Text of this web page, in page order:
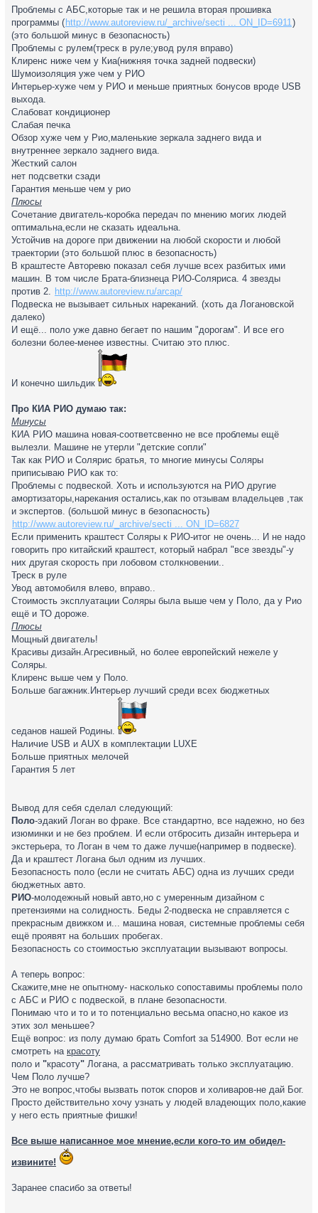
Проблемы с АБС,которые так и не решила вторая прошивка
программы ( http://www.autoreview.ru/_archive/secti ... ON_ID=6911)
(это большой минус в безопасность)
Проблемы с рулем(треск в руле;увод руля вправо)
Клиренс ниже чем у Киа(нижняя точка задней подвески)
Шумоизоляция уже чем у РИО
Интерьер-хуже чем у РИО и меньше приятных бонусов вроде USB
выхода.
Слабоват кондиционер
Слабая печка
Обзор хуже чем у Рио,маленькие зеркала заднего вида и
внутреннее зеркало заднего вида.
Жесткий салон
нет подсветки сзади
Гарантия меньше чем у рио
Плюсы
Сочетание двигатель-коробка передач по мнению могих людей
оптимальна,если не сказать идеальна.
Устойчив на дороге при движении на любой скорости и любой
траектории (это большой плюс в безопасность)
В краштесте Авторевю показал себя лучше всех разбитых ими
машин. В том числе Брата-близнеца РИО-Соляриса. 4 звезды
против 2. http://www.autoreview.ru/arcap/
Подвеска не вызывает сильных нареканий. (хоть да Логановской
далеко)
И ещё... поло уже давно бегает по нашим "дорогам". И все его
болезни более-менее известны. Считаю это плюс.
И конечно шильдик
Про КИА РИО думаю так:
Минусы
КИА РИО машина новая-соответсвенно не все проблемы ещё
вылезли. Машине не утерли "детские сопли"
Так как РИО и Солярис братья, то многие минусы Соляры
приписываю РИО как то:
Проблемы с подвеской. Хоть и используются на РИО другие
амортизаторы,нарекания остались,как по отзывам владельцев ,так
и экспертов. (большой минус в безопасность)
http://www.autoreview.ru/_archive/secti ... ON_ID=6827
Если применить краштест Соляры к РИО-итог не очень... И не надо
говорить про китайский краштест, который набрал "все звезды"-у
них другая скорость при лобовом столкновении..
Треск в руле
Увод автомобиля влево, вправо..
Стоимость эксплуатации Соляры была выше чем у Поло, да у Рио
ещё и ТО дороже.
Плюсы
Мощный двигатель!
Красивы дизайн.Агресивный, но более европейский нежеле у
Соляры.
Клиренс выше чем у Поло.
Больше багажник.Интерьер лучший среди всех бюджетных
седанов нашей Родины.
Наличие USB и AUX в комплектации LUXE
Больше приятных мелочей
Гарантия 5 лет
Вывод для себя сделал следующий:
Поло-эдакий Логан во фраке. Все стандартно, все надежно, но без
изюминки и не без проблем. И если отбросить дизайн интерьера и
экстерьера, то Логан в чем то даже лучше(например в подвеске).
Да и краштест Логана был одним из лучших.
Безопасность поло (если не считать АБС) одна из лучших среди
бюджетных авто.
РИО-молодежный новый авто,но с умеренным дизайном с
претензиями на солидность. Беды 2-подвеска не справляется с
прекрасным движком и... машина новая, системные проблемы себя
ещё проявят на больших пробегах.
Безопасность со стоимостью эксплуатации вызывают вопросы.
А теперь вопрос:
Скажите,мне не опытному- насколько сопоставимы проблемы поло
с АБС и РИО с подвеской, в плане безопасности.
Понимаю что и то и то потенциально весьма опасно,но какое из
этих зол меньшее?
Ещё вопрос: из полу думаю брать Comfort за 514900. Вот если не
смотреть на красоту
поло и "красоту" Логана, а рассматривать только эксплуатацию.
Чем Поло лучше?
Это не вопрос,чтобы вызвать поток споров и холиваров-не дай Бог.
Просто действительно хочу узнать у людей владеющих поло,какие
у него есть приятные фишки!
Все выше написанное мое мнение,если кого-то им обидел-
извините!
Заранее спасибо за ответы!